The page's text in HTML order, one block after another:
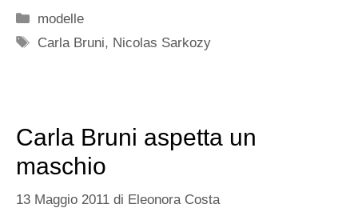
Categorie
modelle
Tag
Carla Bruni, Nicolas Sarkozy
Carla Bruni aspetta un
maschio
13 Maggio 2011 di Eleonora Costa